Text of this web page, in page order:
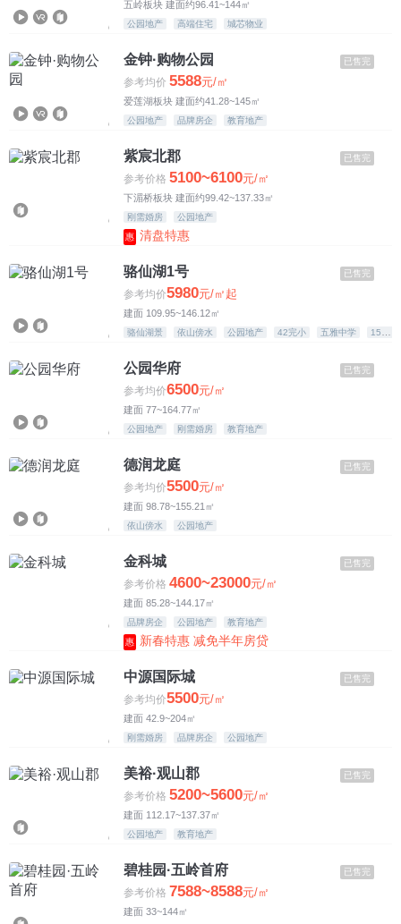
五岭板块 建面约96.41~144㎡
公园地产 高端住宅 城芯物业
金钟·购物公园
参考均价 5588元/㎡
爱莲湖板块 建面约41.28~145㎡
公园地产 品牌房企 教育地产
已售完
紫宸北郡
参考价格 5100~6100元/㎡
下湄桥板块 建面约99.42~137.33㎡
刚需婚房 公园地产
已售完
惠 清盘特惠
骆仙湖1号
参考均价5980元/㎡起
建面 109.95~146.12㎡
骆仙湖景 依山傍水 公园地产 42完小 五雅中学 15年教配
已售完
公园华府
参考均价6500元/㎡
建面 77~164.77㎡
公园地产 刚需婚房 教育地产
已售完
德润龙庭
参考均价5500元/㎡
建面 98.78~155.21㎡
依山傍水 公园地产
已售完
金科城
参考价格 4600~23000元/㎡
建面 85.28~144.17㎡
品牌房企 公园地产 教育地产
已售完
惠 新春特惠 减免半年房贷
中源国际城
参考均价5500元/㎡
建面 42.9~204㎡
刚需婚房 品牌房企 公园地产
已售完
美裕·观山郡
参考价格 5200~5600元/㎡
建面 112.17~137.37㎡
公园地产 教育地产
已售完
碧桂园·五岭首府
参考价格 7588~8588元/㎡
建面 33~144㎡
已售完